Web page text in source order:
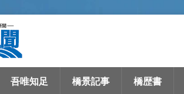
吾唯知足 橋景記事 橋歴書